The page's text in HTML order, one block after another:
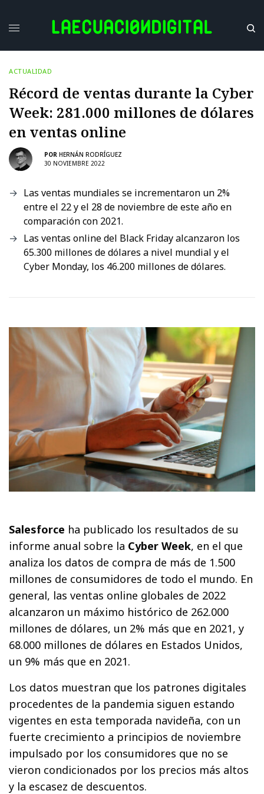
ACTUALIDAD
Récord de ventas durante la Cyber
Week: 281.000 millones de dólares
en ventas online
POR HERNÁN RODRÍGUEZ
30 NOVIEMBRE 2022
Las ventas mundiales se incrementaron un 2%
entre el 22 y el 28 de noviembre de este año en
comparación con 2021.
Las ventas online del Black Friday alcanzaron los
65.300 millones de dólares a nivel mundial y el
Cyber Monday, los 46.200 millones de dólares.
Salesforce ha publicado los resultados de su
informe anual sobre la Cyber Week, en el que
analiza los datos de compra de más de 1.500
millones de consumidores de todo el mundo. En
general, las ventas online globales de 2022
alcanzaron un máximo histórico de 262.000
millones de dólares, un 2% más que en 2021, y
68.000 millones de dólares en Estados Unidos,
un 9% más que en 2021.
Los datos muestran que los patrones digitales
procedentes de la pandemia siguen estando
vigentes en esta temporada navideña, con un
fuerte crecimiento a principios de noviembre
impulsado por los consumidores que no se
vieron condicionados por los precios más altos
y la escasez de descuentos.